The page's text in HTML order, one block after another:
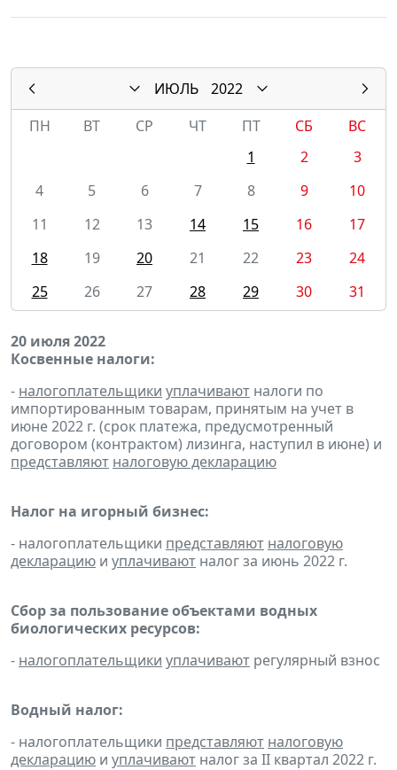
ИЮЛЬ
2022
ПН
ВТ СР ЧТ ПТ СБ
ВС
1
2
3
4
5 6 7 8 9
10
11
12 13 14 15 16
17
18
19 20 21 22 23
24
25
26 27 28 29 30 31
20 июля 2022
Косвенные налоги:
- налогоплательщики уплачивают налоги по
импортированным товарам, принятым на учет в
июне 2022 г. (срок платежа, предусмотренный
договором (контрактом) лизинга, наступил в июне) и
представляют налоговую декларацию
Налог на игорный бизнес:
- налогоплательщики представляют налоговую
декларацию и уплачивают налог за июнь 2022 г.
Сбор за пользование объектами водных
биологических ресурсов:
- налогоплательщики уплачивают регулярный взнос
Водный налог:
- налогоплательщики представляют налоговую
декларацию и уплачивают налог за II квартал 2022 г.